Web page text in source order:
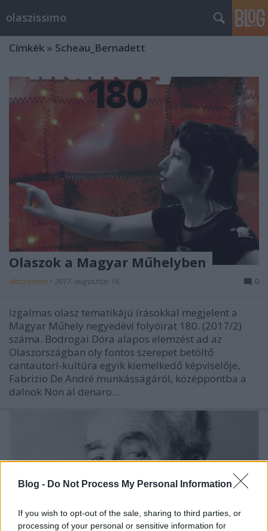
Blog - Do Not Process My Personal Information
If you wish to opt-out of the sale, sharing to third parties, or
processing of your personal or sensitive information for
olaszissimo
Címkék » Scheau_Bernadett
Olaszok a Magyar Műhelyben
olaszissimo • 2017. augusztus 16. 0
Izgalmas olasz tematikájú írásokkal megjelent a
Magyar Műhely negyedévi folyóirat 180. (2017/2)
száma. Bodrogai Dóra alapos elemzést ad az
Olaszországban oly fontos szerepet betöltő
cantautori-kultúra egyik kiemelkedő képviselője,
Fabrizio De André munkásságáról, középpontba a
dalnok Non al denaro…